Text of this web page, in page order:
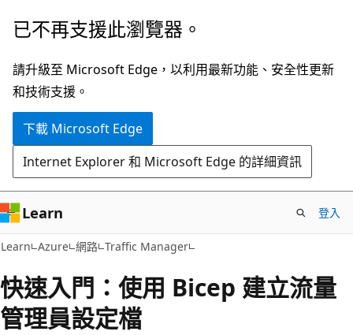
跳
主
要
內
已不再支援此瀏覽器。
請升級至 Microsoft Edge，以利用最新功能、安全性更新
和技術支援。
下載 Microsoft Edge
Internet Explorer 和 Microsoft Edge 的詳細資訊
Learn 登入
Learn Azure 網路 Traffic Manager
快速入門：使用 Bicep 建立流量
管理員設定檔